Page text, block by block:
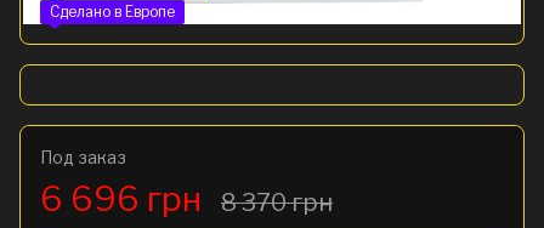
Сделано в Европе
Под заказ
6 696 грн 8 370 грн